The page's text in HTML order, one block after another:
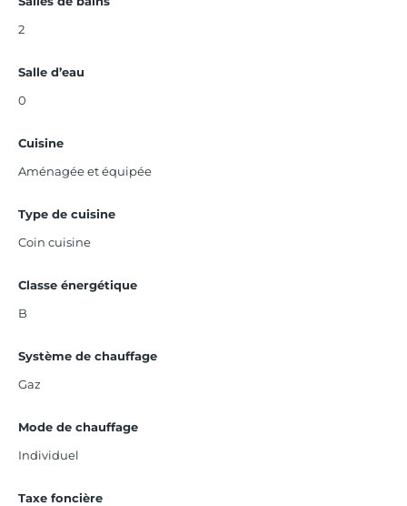
2
Salle d’eau
0
Cuisine
Aménagée et équipée
Type de cuisine
Coin cuisine
Classe énergétique
B
Système de chauffage
Gaz
Mode de chauffage
Individuel
Taxe foncière